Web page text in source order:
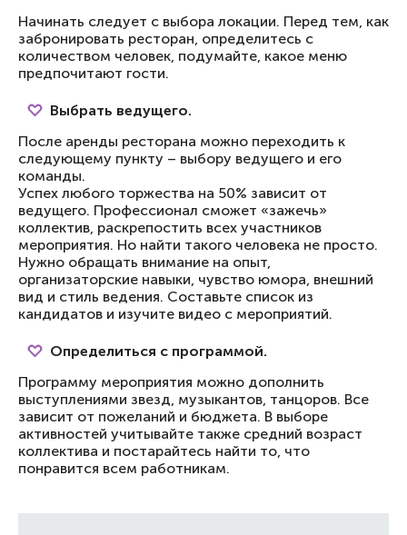
Начинать следует с выбора локации. Перед тем, как
забронировать ресторан, определитесь с
количеством человек, подумайте, какое меню
предпочитают гости.
Выбрать ведущего.
После аренды ресторана можно переходить к
следующему пункту – выбору ведущего и его
команды.
Успех любого торжества на 50% зависит от
ведущего. Профессионал сможет «зажечь»
коллектив, раскрепостить всех участников
мероприятия. Но найти такого человека не просто.
Нужно обращать внимание на опыт,
организаторские навыки, чувство юмора, внешний
вид и стиль ведения. Составьте список из
кандидатов и изучите видео с мероприятий.
Определиться с программой.
Программу мероприятия можно дополнить
выступлениями звезд, музыкантов, танцоров. Все
зависит от пожеланий и бюджета. В выборе
активностей учитывайте также средний возраст
коллектива и постарайтесь найти то, что
понравится всем работникам.